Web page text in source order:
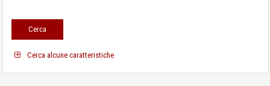
Cerca alcune caratteristiche